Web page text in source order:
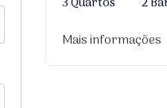
Mais informações